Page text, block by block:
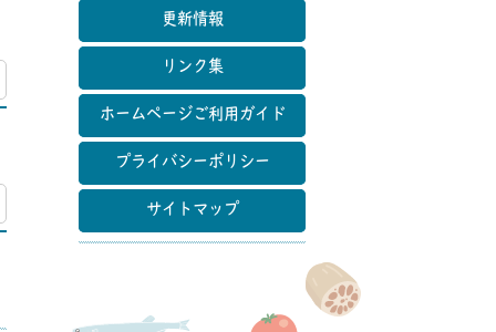
更新情報
リンク集
ホームページご利用ガイド
プライバシーポリシー
サイトマップ